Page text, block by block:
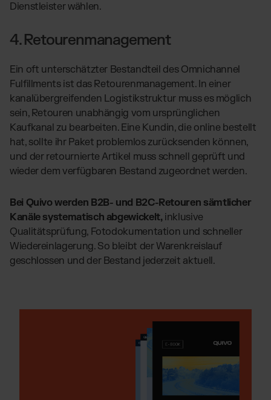
Dienstleister wählen.
4. Retourenmanagement
Ein oft unterschätzter Bestandteil des Omnichannel
Fulfillments ist das Retourenmanagement. In einer
kanalübergreifenden Logistikstruktur muss es möglich
sein, Retouren unabhängig vom ursprünglichen
Kaufkanal zu bearbeiten. Eine Kundin, die online bestellt
hat, sollte ihr Paket problemlos zurücksenden können,
und der retournierte Artikel muss schnell geprüft und
wieder dem verfügbaren Bestand zugeordnet werden.
Bei Quivo werden B2B- und B2C-Retouren sämtlicher
Kanäle systematisch abgewickelt, inklusive
Qualitätsprüfung, Fotodokumentation und schneller
Wiedereinlagerung. So bleibt der Warenkreislauf
geschlossen und der Bestand jederzeit aktuell.